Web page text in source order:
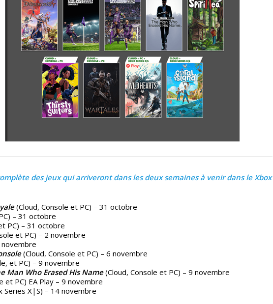
des jeux qui arriveront dans les deux semaines à venir dans le Xbox
(Cloud, Console et PC) – 31 octobre
– 31 octobre
PC) – 31 octobre
et PC) – 2 novembre
(Cloud, Console et PC) – 6 novembre
et PC) – 9 novembre
Man Who Erased His Name(Cloud, Console et PC) – 9 novembre
et PC) EA Play – 9 novembre
Series X|S) – 14 novembre